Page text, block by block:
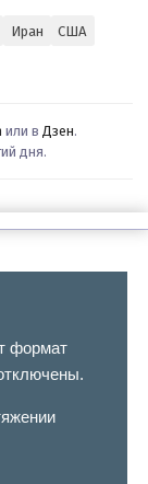
Иран США
или в Дзен.
дня.
формат